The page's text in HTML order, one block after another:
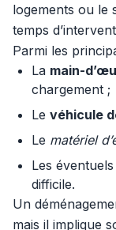
logements ou le
temps
Parmi les
La main-
chargement ;
Le véhicule
Le matériel
Les
difficile.
Un
mais il implique